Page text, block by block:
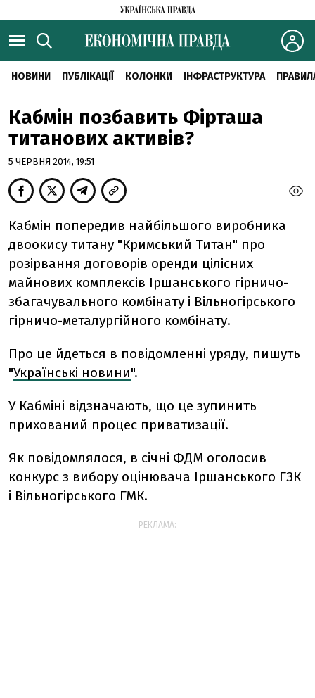
НОВИНИ ПУБЛІКАЦІЇ КОЛОНКИ ІНФРАСТРУКТУРА
Кабмін позбавить Фірташа
титанових активів?
5 ЧЕРВНЯ 2014, 19:51
Кабмін попередив найбільшого виробника
двоокису титану "Кримський Титан" про
розірвання договорів оренди цілісних
майнових комплексів Іршанського гірничо-
збагачувального комбінату і Вільногірського
гірничо-металургійного комбінату.
Про це йдеться в повідомленні уряду, пишуть
"Українські новини".
У Кабміні відзначають, що це зупинить
прихований процес приватизації.
Як повідомлялося, в січні ФДМ оголосив
конкурс з вибору оцінювача Іршанського ГЗК
і Вільногірського ГМК.
РЕКЛАМА: